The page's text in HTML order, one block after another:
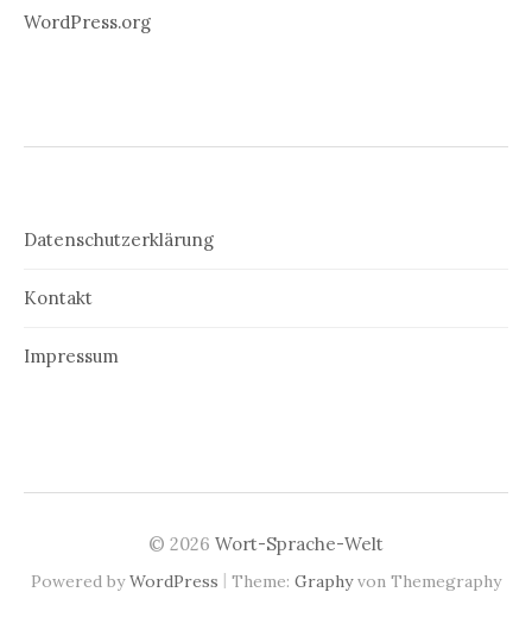
WordPress.org
Datenschutzerklärung
Kontakt
Impressum
© 2026 Wort-Sprache-Welt
Powered byWordPress | Theme: Graphyvon Themegraphy